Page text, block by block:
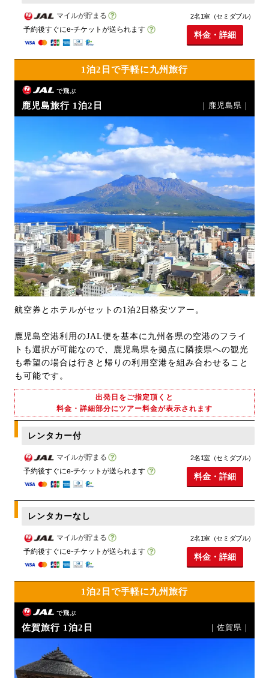
マイルが貯まる
予約後すぐにe-チケットが送られます
2名1室（セミダブル）
料金・詳細
1泊2日で手軽に九州旅行
で飛ぶ
鹿児島旅行 1泊2日 ｜鹿児島県｜
航空券とホテルがセットの1泊2日格安ツアー。
鹿児島空港利用のJAL便を基本に九州各県の空港のフライ
トも選択が可能なので、鹿児島県を拠点に隣接県への観光
も希望の場合は行きと帰りの利用空港を組み合わせること
も可能です。
出発日をご指定頂くと
料金・詳細部分にツアー料金が表示されます
レンタカー付
マイルが貯まる
予約後すぐにe-チケットが送られます
2名1室（セミダブル）
料金・詳細
レンタカーなし
マイルが貯まる
予約後すぐにe-チケットが送られます
2名1室（セミダブル）
料金・詳細
1泊2日で手軽に九州旅行
で飛ぶ
佐賀旅行 1泊2日 ｜佐賀県｜